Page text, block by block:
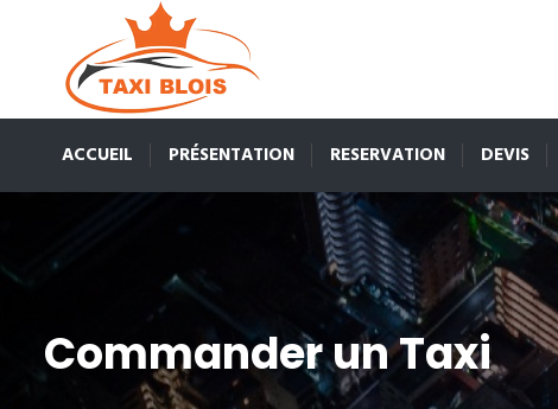
ACCUEIL PRÉSENTATION RESERVATION DEVIS
Commander un Taxi